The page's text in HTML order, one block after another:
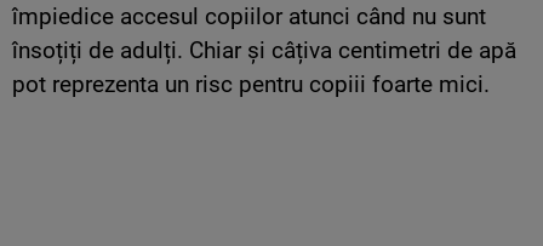
împiedice accesul copiilor atunci când nu sunt
însoțiți de adulți. Chiar și câțiva centimetri de apă
pot reprezenta un risc pentru copiii foarte mici.